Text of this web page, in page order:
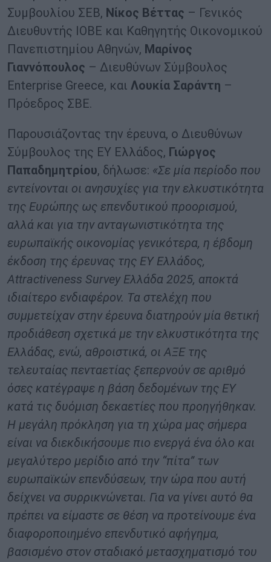
Συμβουλίου ΣΕΒ, Νίκος Βέττας – Γενικός
Διευθυντής ΙΟΒΕ και Καθηγητής Οικονομικού
Πανεπιστημίου Αθηνών, Μαρίνος
Γιαννόπουλος – Διευθύνων Σύμβουλος
Enterprise Greece, και Λουκία Σαράντη –
Πρόεδρος ΣΒΕ.
Παρουσιάζοντας την έρευνα, ο Διευθύνων
Σύμβουλος της ΕΥ Ελλάδος, Γιώργος
Παπαδημητρίου, δήλωσε: «Σε μία περίοδο που
εντείνονται οι ανησυχίες για την ελκυστικότητα
της Ευρώπης ως επενδυτικού προορισμού,
αλλά και για την ανταγωνιστικότητα της
ευρωπαϊκής οικονομίας γενικότερα, η έβδομη
έκδοση της έρευνας της ΕΥ Ελλάδος,
Attractiveness Survey Ελλάδα 2025, αποκτά
ιδιαίτερο ενδιαφέρον. Τα στελέχη που
συμμετείχαν στην έρευνα διατηρούν μία θετική
προδιάθεση σχετικά με την ελκυστικότητα της
Ελλάδας, ενώ, αθροιστικά, οι ΑΞΕ της
τελευταίας πενταετίας ξεπερνούν σε αριθμό
όσες κατέγραψε η βάση δεδομένων της ΕΥ
κατά τις δυόμιση δεκαετίες που προηγήθηκαν.
Η μεγάλη πρόκληση για τη χώρα μας σήμερα
είναι να διεκδικήσουμε πιο ενεργά ένα όλο και
μεγαλύτερο μερίδιο από την “πίτα” των
ευρωπαϊκών επενδύσεων, την ώρα που αυτή
δείχνει να συρρικνώνεται. Για να γίνει αυτό θα
πρέπει να είμαστε σε θέση να προτείνουμε ένα
διαφοροποιημένο επενδυτικό αφήγημα,
βασισμένο στον σταδιακό μετασχηματισμό του